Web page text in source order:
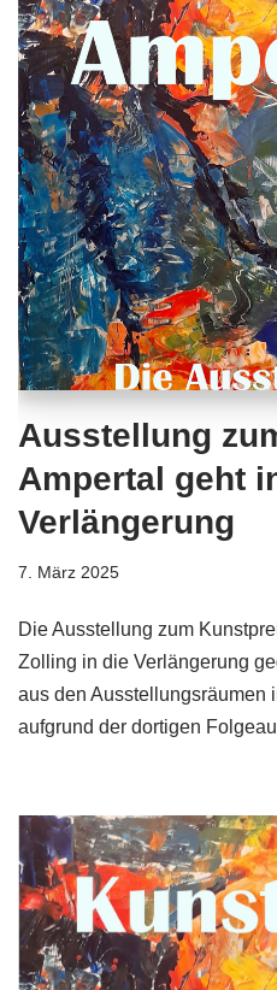
Ausstellung
Ampertal geht
Verlängerung
7. März 2025
Die Ausstellung zum
Zolling in die Verlängerung
aus den Ausstellungsräumen
aufgrund der dortigen